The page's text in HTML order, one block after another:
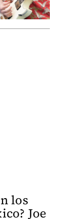
los
Joe